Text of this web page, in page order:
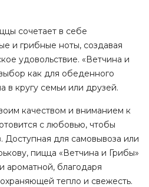
сочетает в себе
и грибные ноты, создавая
удовольствие. «Ветчина и
как для обеденного
в кругу семьи или друзей.
качеством и вниманием к
с любовью, чтобы
Доступная для самовывоза или
пицца «Ветчина и Грибы»
ароматной, благодаря
тепло и свежесть.